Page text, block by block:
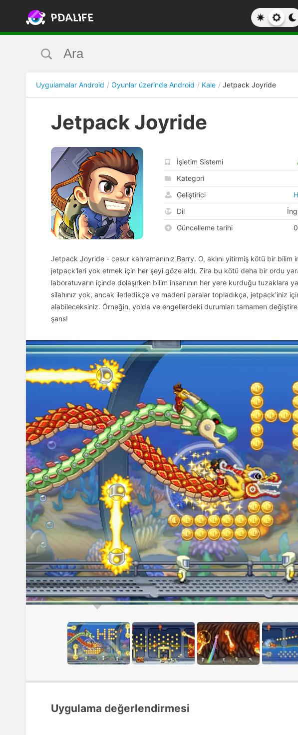
Uygulamalar Android Oyunlar üzerinde Android Kale Jetpack Joyride
Jetpack Joyride
İşletim Sistemi
Kategori
Geliştirici
Dil
Güncelleme tarihi
Jetpack Joyride - cesur kahramanınız Barry. O, aklını yitirmiş kötü bir bilim
jetpack'leri yok etmek için her şeyi göze aldı. Zira bu kötü deha bir ordu
laboratuvarın içinde dolaşırken bilim insanının her yere kurduğu tuzaklara
silahınız yok, ancak ilerledikçe ve madeni paralar topladıkça, jetpack'iniz
alabileceksiniz. Örneğin, yolda ve engellerdeki durumları tamamen
şans!
Uygulama değerlendirmesi